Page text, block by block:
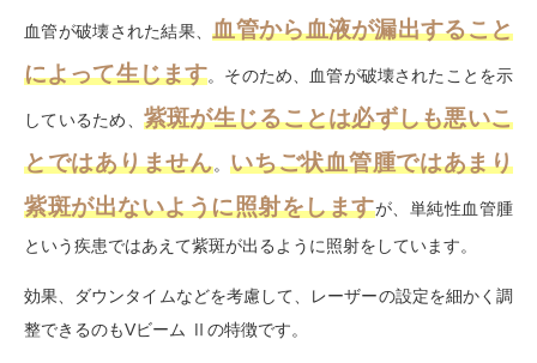
血管が破壊された結果、血管から血液が漏出すること
によって生じます。そのため、血管が破壊されたことを示
しているため、 紫斑が生じることは必ずしも悪いこ
とではありません。いちご状血管腫ではあまり
紫斑が出ないように照射をしますが、単純性血管腫
という疾患ではあえて紫斑が出るように照射をしています。
効果、ダウンタイムなどを考慮して、レーザーの設定を細かく調
整できるのもVビーム Ⅱの特徴です。